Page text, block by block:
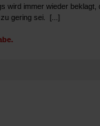
wird immer wieder
gering sei. [...]